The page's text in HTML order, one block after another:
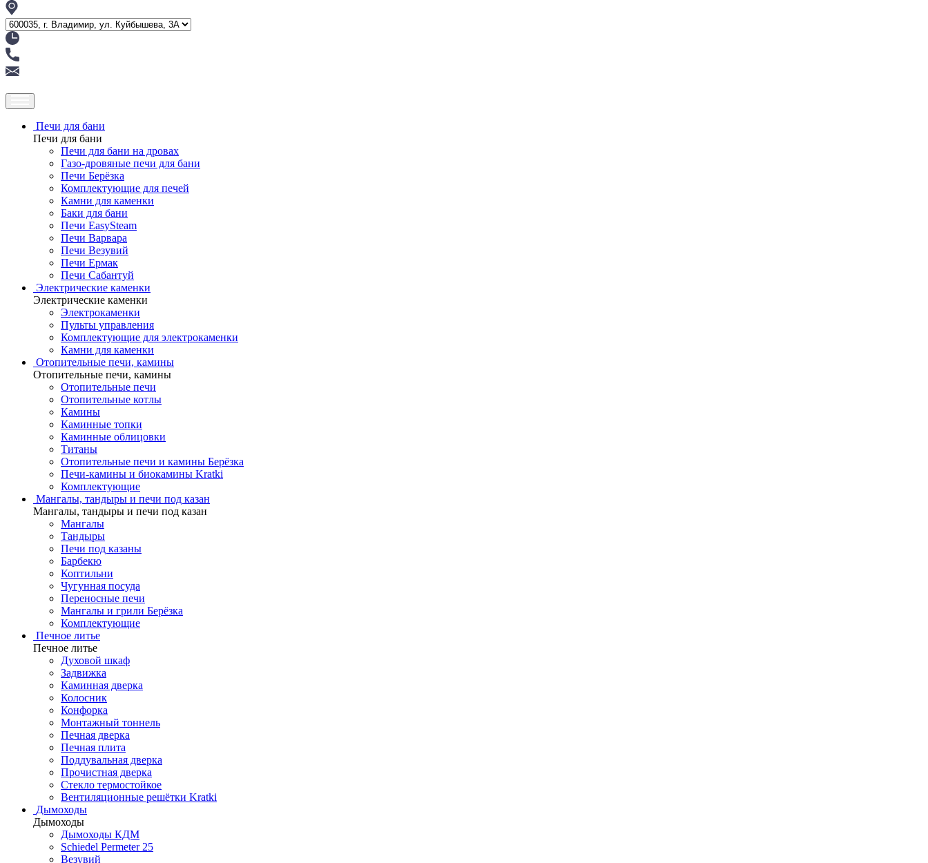
Печи для бани
Печи для бани
Печи для бани на дровах
Газо-дровяные печи для бани
Печи Берёзка
Комплектующие для печей
Камни для каменки
Баки для бани
Печи EasySteam
Печи Варвара
Печи Везувий
Печи Ермак
Печи Сабантуй
Электрические каменки
Электрические каменки
Электрокаменки
Пульты управления
Комплектующие для электрокаменки
Камни для каменки
Отопительные печи, камины
Отопительные печи, камины
Отопительные печи
Отопительные котлы
Камины
Каминные топки
Каминные облицовки
Титаны
Отопительные печи и камины Берёзка
Печи-камины и биокамины Kratki
Комплектующие
Мангалы, тандыры и печи под казан
Мангалы, тандыры и печи под казан
Мангалы
Тандыры
Печи под казаны
Барбекю
Коптильни
Чугунная посуда
Переносные печи
Мангалы и грили Берёзка
Комплектующие
Печное литье
Печное литье
Духовой шкаф
Задвижка
Каминная дверка
Колосник
Конфорка
Монтажный тоннель
Печная дверка
Печная плита
Поддувальная дверка
Прочистная дверка
Стекло термостойкое
Вентиляционные решётки Kratki
Дымоходы
Дымоходы
Дымоходы КДМ
Schiedel Permeter 25
Везувий